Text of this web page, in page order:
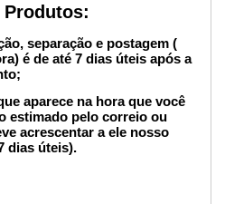
Produtos:
separação e postagem (
é de até 7 dias úteis após a
aparece na hora que você
estimado pelo correio ou
acrescentar a ele nosso
dias úteis).